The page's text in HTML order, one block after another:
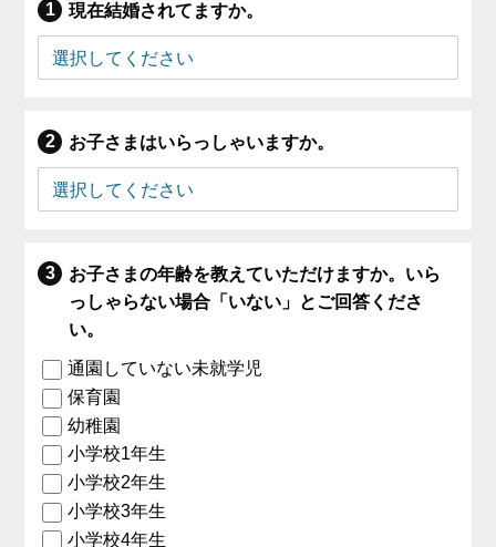
現在結婚されてますか。
お子さまはいらっしゃいますか。
お子さまの年齢を教えていただけますか。いら
っしゃらない場合「いない」とご回答くださ
い。
通園していない未就学児
保育園
幼稚園
小学校1年生
小学校2年生
小学校3年生
小学校4年生